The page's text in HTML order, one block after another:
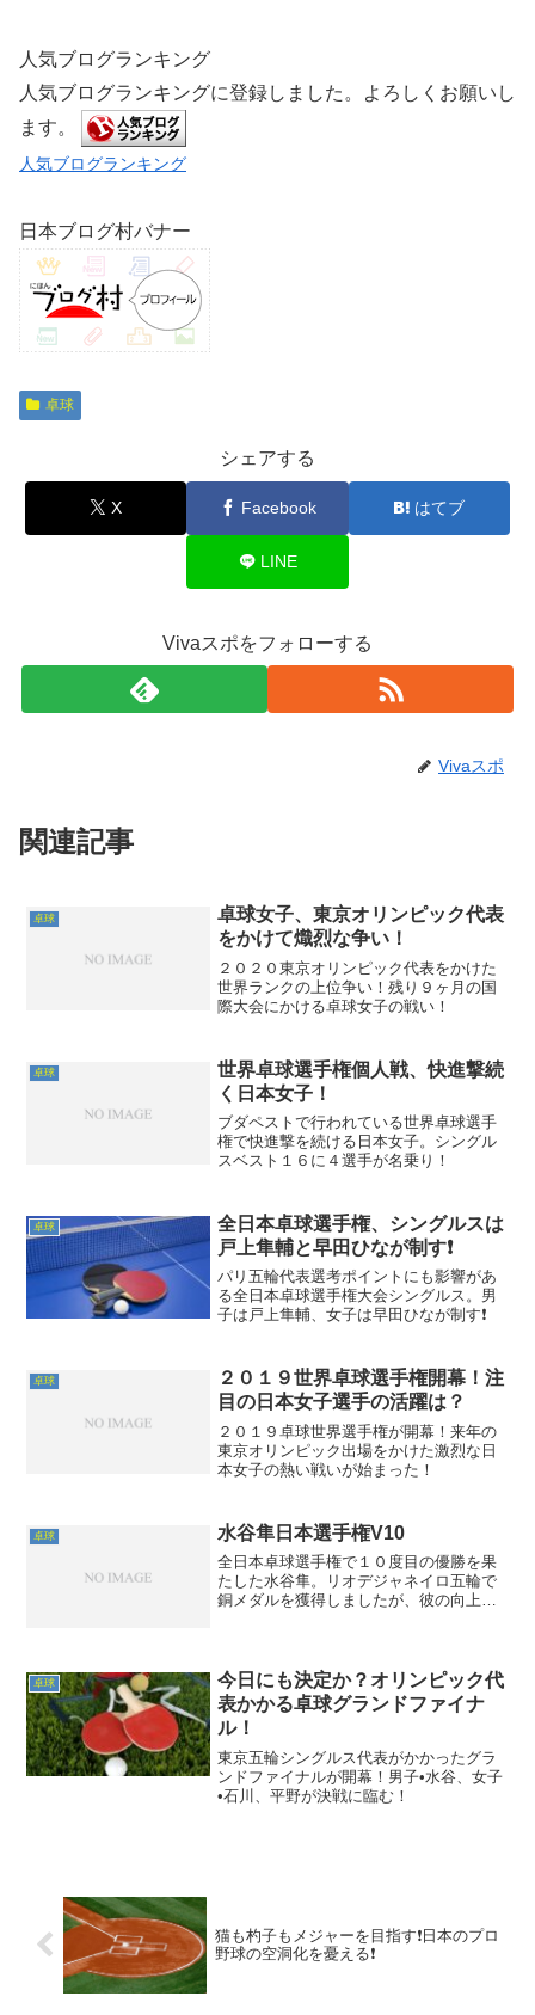
人気ブログランキング
人気ブログランキングに登録しました。よろしくお願いし
ます。
人気ブログランキング
日本ブログ村バナー
卓球
シェアする
X Facebook はてブ
LINE
Vivaスポをフォローする
Vivaスポ
関連記事
卓球
卓球女子、東京オリンピック代表
をかけて熾烈な争い！
２０２０東京オリンピック代表をかけた
世界ランクの上位争い！残り９ヶ月の国
際大会にかける卓球女子の戦い！
卓球
世界卓球選手権個人戦、快進撃続
く日本女子！
ブダペストで行われている世界卓球選手
権で快進撃を続ける日本女子。シングル
スベスト１６に４選手が名乗り！
卓球
全日本卓球選手権、シングルスは
戸上隼輔と早田ひなが制す❗
パリ五輪代表選考ポイントにも影響があ
る全日本卓球選手権大会シングルス。男
子は戸上隼輔、女子は早田ひなが制す❗
卓球
２０１９世界卓球選手権開幕！注
目の日本女子選手の活躍は？
２０１９卓球世界選手権が開幕！来年の
東京オリンピック出場をかけた激烈な日
本女子の熱い戦いが始まった！
卓球 水谷隼日本選手権V10
全日本卓球選手権で１０度目の優勝を果
たした水谷隼。リオデジャネイロ五輪で
銅メダルを獲得しましたが、彼の向上心
り上がりを見せるはずです。期待してい
ます。
卓球
今日にも決定か？オリンピック代
表かかる卓球グランドファイナ
ル！
東京五輪シングルス代表がかかったグラ
ンドファイナルが開幕！男子•水谷、女子
•石川、平野が決戦に臨む！
猫も杓子もメジャーを目指す❗日本のプロ
野球の空洞化を憂える❗